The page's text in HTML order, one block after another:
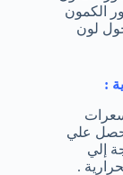
الكمون
لون
ملعقة صغيرة من ماء الكمون علي 7 سعرات
تحصل علي
إلي
.